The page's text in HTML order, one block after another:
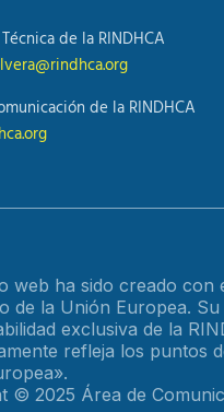
de la RINDHCA
de la RINDHCA
web ha sido creado con
de la Unión Europea.
exclusiva de la
refleja los puntos
© 2025 Área de